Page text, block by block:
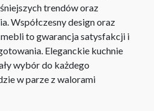
trendów oraz
Współczesny design oraz
to gwarancja satysfakcji i
Eleganckie kuchnie
wybór do każdego
w parze z walorami